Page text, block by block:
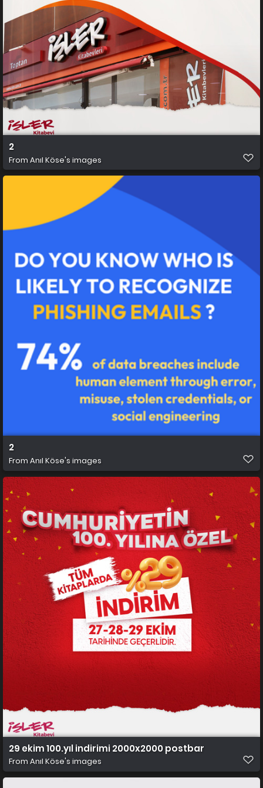
2
From Anıl Köse's images
2
From Anıl Köse's images
29 ekim 100.yıl indirimi 2000x2000 postbar
From Anıl Köse's images